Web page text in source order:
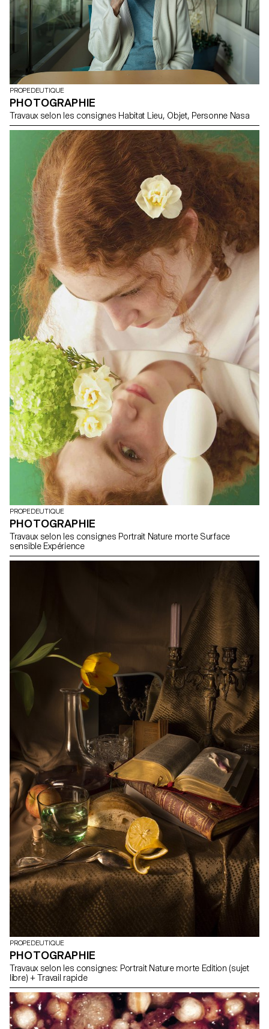
PROPEDEUTIQUE
PHOTOGRAPHIE
Travaux selon les consignes Habitat Lieu, Objet, Personne Nasa
PROPEDEUTIQUE
PHOTOGRAPHIE
Travaux selon les consignes Portrait Nature morte Surface
sensible Expérience
PROPEDEUTIQUE
PHOTOGRAPHIE
Travaux selon les consignes: Portrait Nature morte Edition (sujet
libre) + Travail rapide